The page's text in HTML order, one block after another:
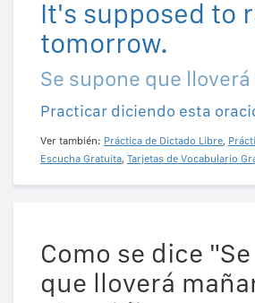
It's supposed to
tomorrow.
Se supone que
Practicar diciendo esta
Ver también: Práctica de Dictado Libre,
Escucha Gratuita, Tarjetas de Vocabulario
Como se dice
que lloverá